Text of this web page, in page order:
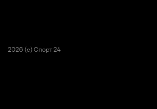
2026 (с) Спорт 24